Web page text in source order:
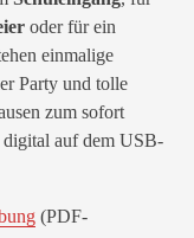
oder für ein
einmalige
Party und tolle
zum sofort
auf dem USB-
(PDF-